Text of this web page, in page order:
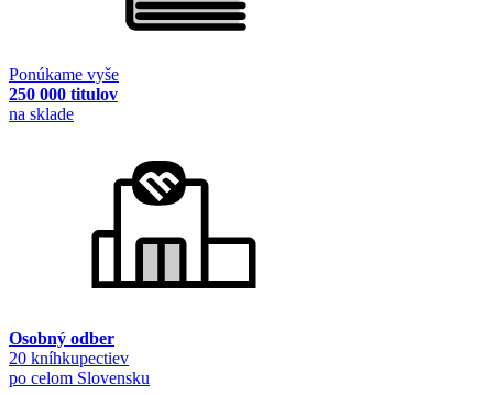
Ponúkame vyše
250 000 titulov
na sklade
Osobný odber
20 kníhkupectiev
po celom Slovensku